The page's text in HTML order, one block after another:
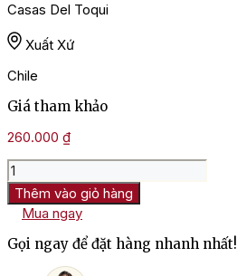
Casas Del Toqui
Xuất Xứ
Chile
Giá tham khảo
260.000 ₫
Rượu
Vang
Chile
Rios
De
Chile
Chardonnay
Thêm vào giỏ hàng
Mua ngay
Gọi ngay để đặt hàng nhanh nhất!